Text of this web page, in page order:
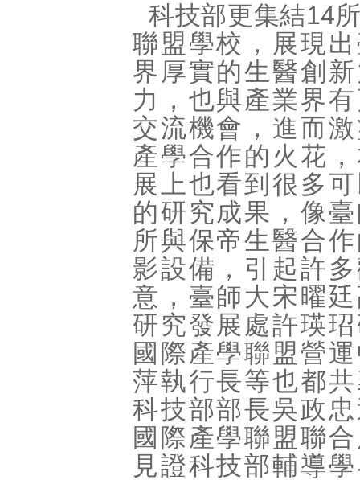
科技部更集結14
聯盟學校，展現
界厚實的生醫創
力，也與產業界
交流機會，進而
產學合作的火花
展上也看到很多
的研究成果，像
所與保帝生醫合
影設備，引起許
意，臺師大宋曜
研究發展處許瑛
國際產學聯盟營
萍執行長等也都
科技部部長吳政
國際產學聯盟聯
見證科技部輔導